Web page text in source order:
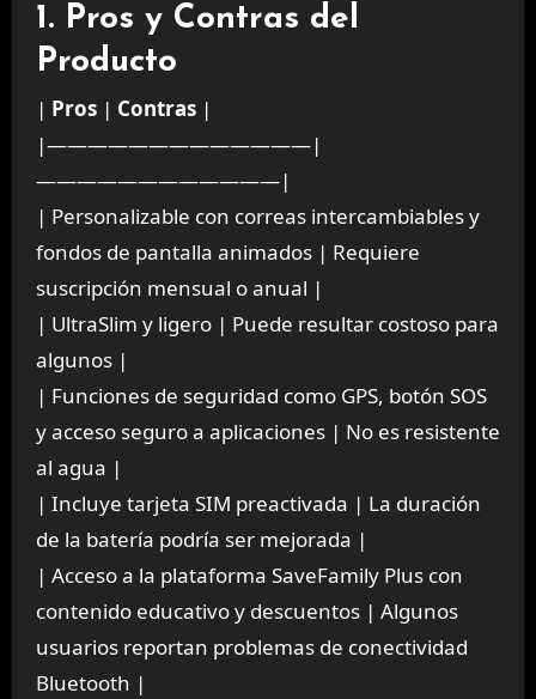
1. Pros y Contras del
Producto
| Pros| Contras|
|—————————————|
————————————|
| Personalizable con correas intercambiables y
fondos de pantalla animados | Requiere
suscripción mensual o anual |
| UltraSlim y ligero | Puede resultar costoso para
algunos |
| Funciones de seguridad como GPS, botón SOS
y acceso seguro a aplicaciones | No es resistente
al agua |
| Incluye tarjeta SIM preactivada | La duración
de la batería podría ser mejorada |
| Acceso a la plataforma SaveFamily Plus con
contenido educativo y descuentos | Algunos
usuarios reportan problemas de conectividad
Bluetooth |